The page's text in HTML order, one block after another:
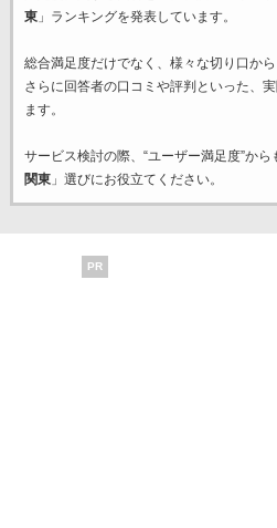
東」ランキングを発表しています。
総合満足度だけでなく、様々な切り口から
さらに回答者の口コミや評判といった、
ます。
サービス検討の際、“ユーザー満足度”から
関東」選びにお役立てください。
PR